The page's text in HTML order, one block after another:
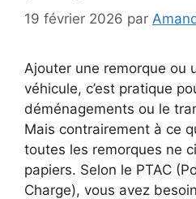
19 février 2026 par
Ajouter une remorque ou
véhicule, c’est pratique
déménagements ou le
Mais contrairement à ce
toutes les remorques ne
papiers. Selon le PTAC
Charge), vous avez